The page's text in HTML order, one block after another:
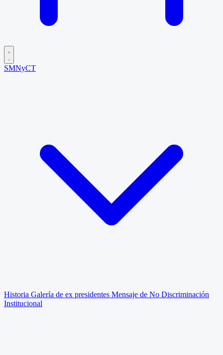
SMNyCT
Historia Galería de ex presidentes Mensaje de No Discriminación
Institucional